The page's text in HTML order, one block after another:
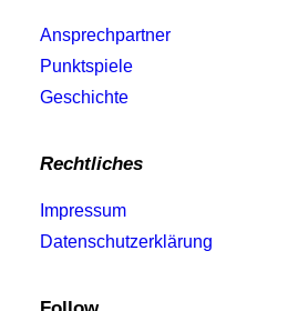
Ansprechpartner
Punktspiele
Geschichte
Rechtliches
Impressum
Datenschutzerklärung